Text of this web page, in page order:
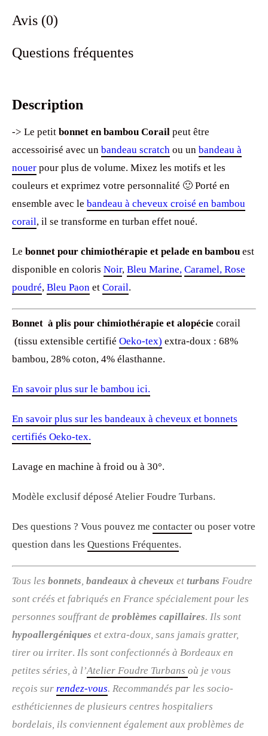
Avis (0)
Questions fréquentes
Description
-> Le petit bonnet en bambou Corail peut être
accessoirisé avec un bandeau scratch ou un bandeau à
nouer pour plus de volume. Mixez les motifs et les
couleurs et exprimez votre personnalité 🙂 Porté en
ensemble avec le bandeau à cheveux croisé en bambou
corail, il se transforme en turban effet noué.
Le bonnet pour chimiothérapie et pelade en bambou est
disponible en coloris Noir, Bleu Marine, Caramel, Rose
poudré, Bleu Paon et Corail.
Bonnet à plis pour chimiothérapie et alopécie corail
(tissu extensible certifié Oeko-tex) extra-doux : 68%
bambou, 28% coton, 4% élasthanne.
En savoir plus sur le bambou ici.
En savoir plus sur les bandeaux à cheveux et bonnets
certifiés Oeko-tex.
Lavage en machine à froid ou à 30°.
Modèle exclusif déposé Atelier Foudre Turbans.
Des questions ? Vous pouvez me contacter ou poser votre
question dans les Questions Fréquentes.
Tous les bonnets, bandeaux à cheveux et turbans Foudre
sont créés et fabriqués en France spécialement pour les
personnes souffrant de problèmes capillaires. Ils sont
hypoallergéniques et extra-doux, sans jamais gratter,
tirer ou irriter. Ils sont confectionnés à Bordeaux en
petites séries, à l’Atelier Foudre Turbans où je vous
reçois sur rendez-vous. Recommandés par les socio-
esthéticiennes de plusieurs centres hospitaliers
bordelais, ils conviennent également aux problèmes de